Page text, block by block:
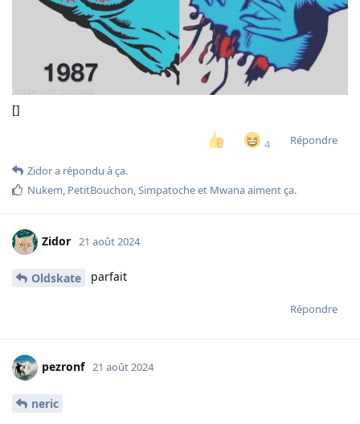
[]
4 Répondre
Zidora répondu à ça.
Nukem, PetitBouchon,Simpatocheet Mwanaaiment ça.
Zidor 21 août 2024
Oldskate parfait
Répondre
pezronf 21 août 2024
neric